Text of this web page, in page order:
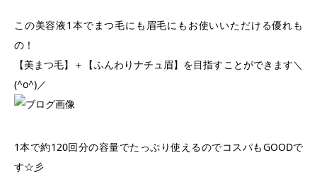
この美容液1本でまつ毛にも眉毛にもお使いいただける優れも
の！
【美まつ毛】＋【ふんわりナチュ眉】を目指すことができます＼
(^o^)／
1本で約120回分の容量でたっぷり使えるのでコスパもGOODで
す☆彡